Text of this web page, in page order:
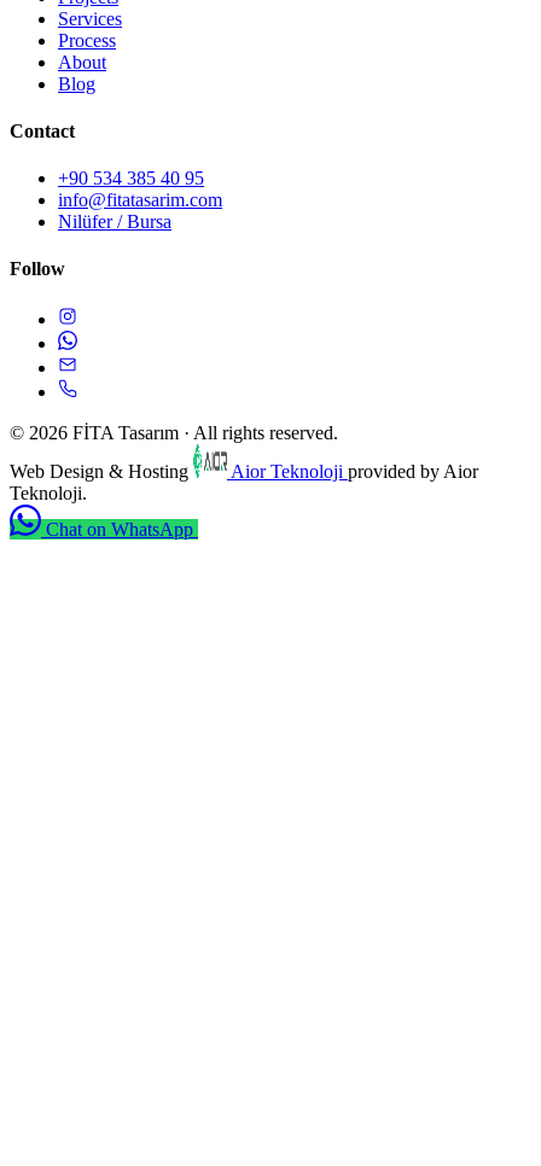
Services
Process
About
Blog
Contact
+90 534 385 40 95
info@fitatasarim.com
Nilüfer / Bursa
Follow
© 2026 FİTA Tasarım · All rights reserved.
Web Design & Hosting
Aior Teknoloji provided by Aior
Teknoloji.
Chat on WhatsApp